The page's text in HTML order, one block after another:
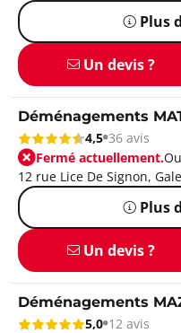
Plus
Un devis ?
Déménagements
4,5 36 avis
Fermé actuellement.
12 rue Lice De Signon,
Plus
Un devis ?
Déménagements
5,0 12 avis